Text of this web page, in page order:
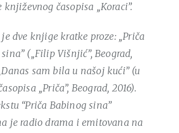
književnog časopisa „Koraci”.
dve knjige kratke proze: „Priča
(„Filip Višnjić”, Beograd,
sam bila u našoj kući” (u
„Priča”, Beograd, 2016).
“Priča Babinog sina”
je radio drama i emitovana na